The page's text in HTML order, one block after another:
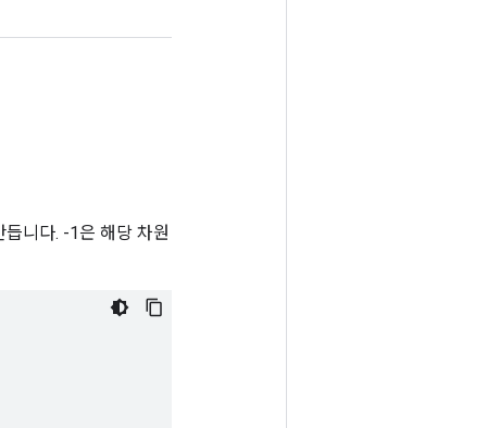
니다. -1은 해당 차원